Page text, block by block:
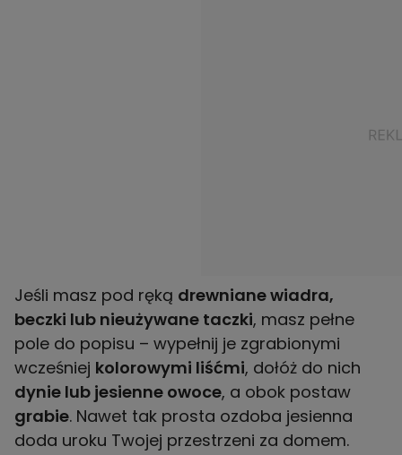
Jeśli masz pod ręką drewniane wiadra,
beczki lub nieużywane taczki, masz pełne
pole do popisu – wypełnij je zgrabionymi
wcześniej kolorowymi liśćmi, dołóż do nich
dynie lub jesienne owoce, a obok postaw
grabie. Nawet tak prosta ozdoba jesienna
doda uroku Twojej przestrzeni za domem.